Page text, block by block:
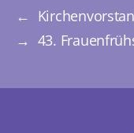
←
→ 43.